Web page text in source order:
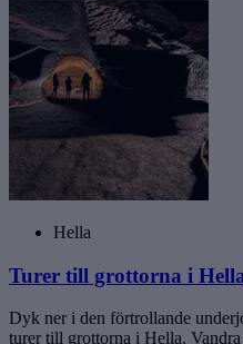
Hella
Turer till grottorna i
Dyk ner i den förtrollande
turer till grottorna i Hella.